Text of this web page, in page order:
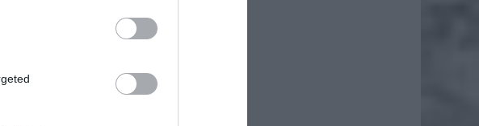
zł
Dotyczy to dużej